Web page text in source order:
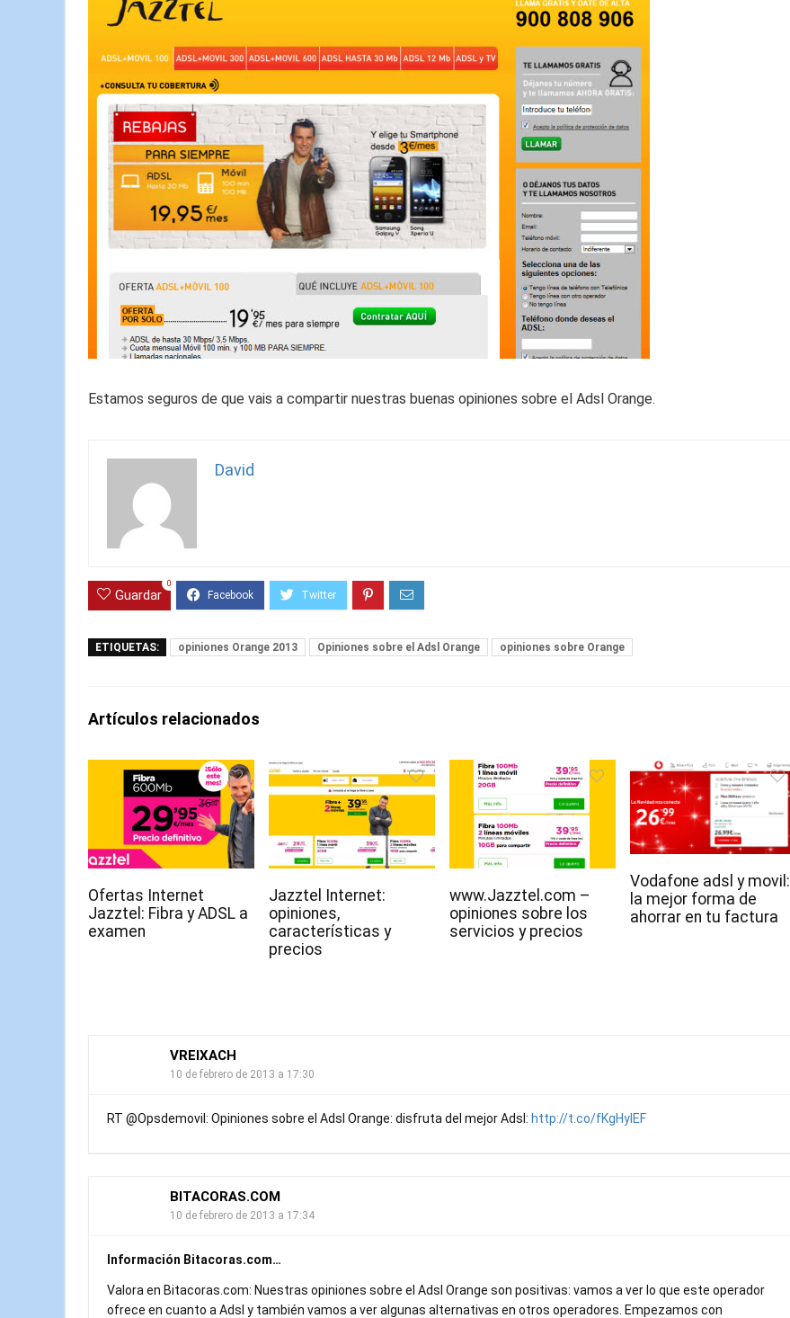
Estamos seguros de que vais a compartir nuestras buenas opiniones sobre el Adsl Orange.
David
Guardar
0
ETIQUETAS: opiniones Orange 2013 Opiniones sobre el Adsl Orange opiniones sobre Orange
Artículos relacionados
Ofertas Internet
Jazztel: Fibra y ADSL a
examen
Jazztel Internet:
opiniones,
características y
precios
www.Jazztel.com –
opiniones sobre los
servicios y precios
Vodafone adsl y movil:
la mejor forma de
ahorrar en tu factura
VREIXACH
10 de febrero de 2013 a 17:30
RT @Opsdemovil: Opiniones sobre el Adsl Orange: disfruta del mejor Adsl: http://t.co/fKgHyIEF
BITACORAS.COM
10 de febrero de 2013 a 17:34
Información Bitacoras.com…
Valora en Bitacoras.com: Nuestras opiniones sobre el Adsl Orange son positivas: vamos a ver lo que este operador
ofrece en cuanto a Adsl y también vamos a ver algunas alternativas en otros operadores. Empezamos con